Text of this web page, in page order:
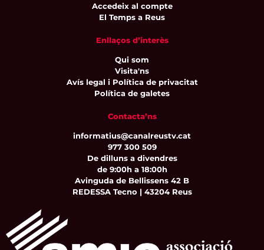
Accedeix al compte
El Temps a Reus
Enllaços d’interès
Qui som
Visita'ns
Avís legal i Política de privacitat
Política de galetes
Contacta’ns
informatius@canalreustv.cat
977 300 509
De dilluns a divendres
de 9:00h a 18:00h
Avinguda de Bellissens 42 B
REDESSA Tecno | 43204 Reus